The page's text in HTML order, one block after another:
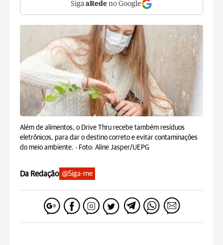
Siga aRede no Google
Além de alimentos, o Drive Thru recebe também resíduos
eletrônicos, para dar o destino correto e evitar contaminações
do meio ambiente. - Foto: Aline Jasper/UEPG
Da Redação @Siga-me